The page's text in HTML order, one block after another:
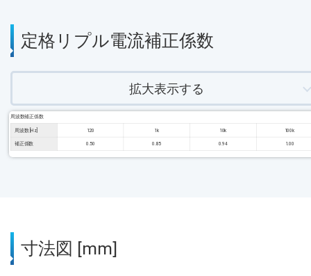
定格リプル電流補正係数
拡大表示する
周波数補正係数
周波数 [Hz] 120 1k 10k 100k
補正係数 0.50 0.85 0.94 1.00
寸法図 [mm]